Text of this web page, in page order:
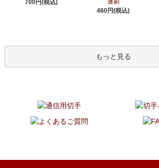
700円(税込)
連刷
460円(税込)
もっと見る